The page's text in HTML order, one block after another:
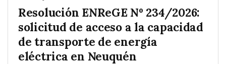
Resolución ENReGE Nº 234/2026:
solicitud de acceso a la capacidad
de transporte de energía
eléctrica en Neuquén